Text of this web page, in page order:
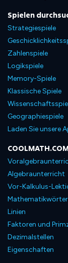
Spielen
Strategiespiele
Zahlenspiele
Logikspiele
Memory-Spiele
Klassische Spiele
Geographiespiele
Laden Sie unsere
Algebraunterricht
Vor-Kalkulus-
Linien
Faktoren und
Dezimalstellen
Eigenschaften